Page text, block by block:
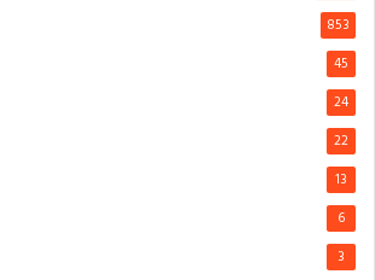
853
45
24
22
13
6
3